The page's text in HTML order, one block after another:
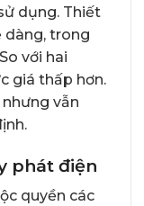
dụng. Thiết
dàng, trong
với hai
giá thấp hơn.
vẫn
phát điện
quyền các